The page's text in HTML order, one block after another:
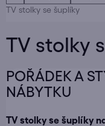
TV stolky se šuplíky
TV stolky
POŘÁDEK A
NÁBYTKU
TV stolky se šuplíky